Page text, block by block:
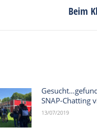
Beim
SNAP-Chatting
13/07/2019